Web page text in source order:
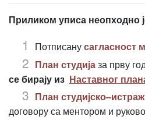
Приликом уписа неопходно
Потписанусагласност
План студијаза прву
се бирају из Наставног
План
договору са ментором и